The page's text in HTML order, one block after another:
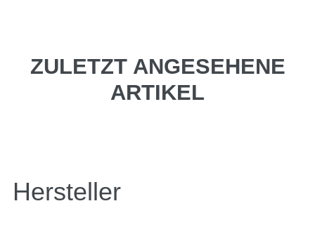
ZULETZT ANGESEHENE
ARTIKEL
Hersteller